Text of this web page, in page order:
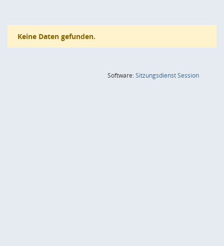
Keine Daten gefunden.
Software:SitzungsdienstSession(Wird in